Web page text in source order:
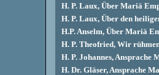
H. P. Laux, Über Mariä
H. P. Laux, Über den
H.P. Anselm, Über Mariä
H. P. Theofried, Wir
H. P. Johannes, Ansprache
H. Dr. Gläser, Ansprache